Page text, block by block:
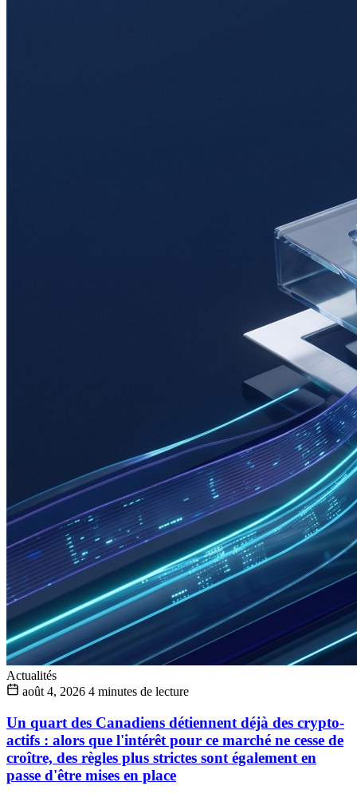
Actualités
août 4, 2026 4 minutes de lecture
Un quart des Canadiens détiennent déjà des crypto-
actifs : alors que l'intérêt pour ce marché ne cesse de
croître, des règles plus strictes sont également en
passe d'être mises en place